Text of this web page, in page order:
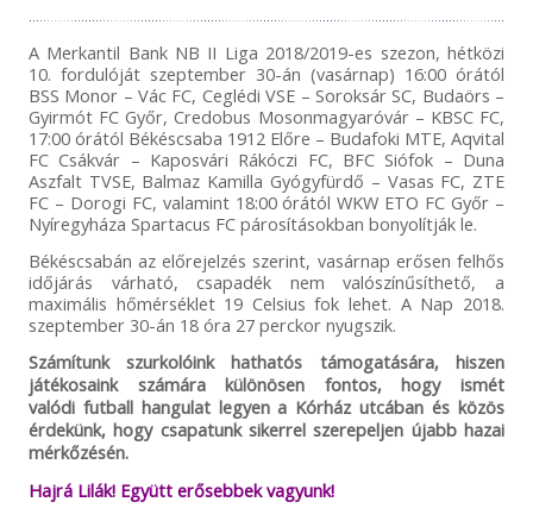
A Merkantil Bank NB II Liga 2018/2019-es szezon, hétközi
10. fordulóját szeptember 30-án (vasárnap) 16:00 órától
BSS Monor – Vác FC, Ceglédi VSE – Soroksár SC, Budaörs –
Gyirmót FC Győr, Credobus Mosonmagyaróvár – KBSC FC,
17:00 órától Békéscsaba 1912 Előre – Budafoki MTE, Aqvital
FC Csákvár – Kaposvári Rákóczi FC, BFC Siófok – Duna
Aszfalt TVSE, Balmaz Kamilla Gyógyfürdő – Vasas FC, ZTE
FC – Dorogi FC, valamint 18:00 órától WKW ETO FC Győr –
Nyíregyháza Spartacus FC párosításokban bonyolítják le.
Békéscsabán az előrejelzés szerint, vasárnap erősen felhős
időjárás várható, csapadék nem valószínűsíthető, a
maximális hőmérséklet 19 Celsius fok lehet. A Nap 2018.
szeptember 30-án 18 óra 27 perckor nyugszik.
Számítunk szurkolóink hathatós támogatására, hiszen
játékosaink számára különösen fontos, hogy ismét
valódi futball hangulat legyen a Kórház utcában és közös
érdekünk, hogy csapatunk sikerrel szerepeljen újabb hazai
mérkőzésén.
Hajrá Lilák! Együtt erősebbek vagyunk!